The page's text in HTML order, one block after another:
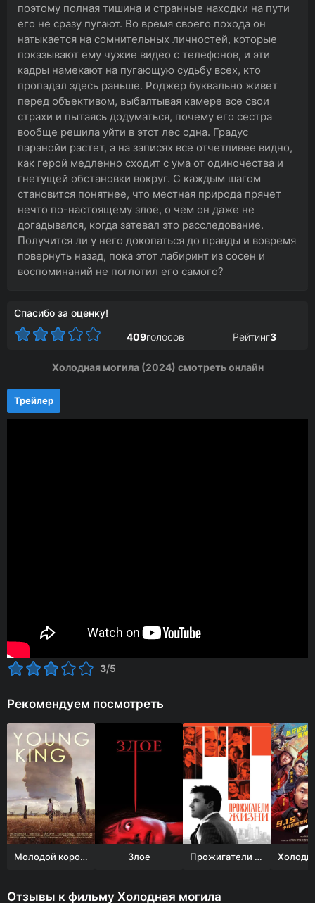
поэтому полная тишина и странные находки на пути
его не сразу пугают. Во время своего похода он
натыкается на сомнительных личностей, которые
показывают ему чужие видео с телефонов, и эти
кадры намекают на пугающую судьбу всех, кто
пропадал здесь раньше. Роджер буквально живет
перед объективом, выбалтывая камере все свои
страхи и пытаясь додуматься, почему его сестра
вообще решила уйти в этот лес одна. Градус
паранойи растет, а на записях все отчетливее видно,
как герой медленно сходит с ума от одиночества и
гнетущей обстановки вокруг. С каждым шагом
становится понятнее, что местная природа прячет
нечто по-настоящему злое, о чем он даже не
догадывался, когда затевал это расследование.
Получится ли у него докопаться до правды и вовремя
повернуть назад, пока этот лабиринт из сосен и
воспоминаний не поглотил его самого?
Спасибо за оценку!
409голосов Рейтинг3
Холодная могила (2024) смотреть онлайн
Трейлер
3/5
Рекомендуем посмотреть
Молодой король Злое Прожигатели жизни
Отзывы к фильму Холодная могила